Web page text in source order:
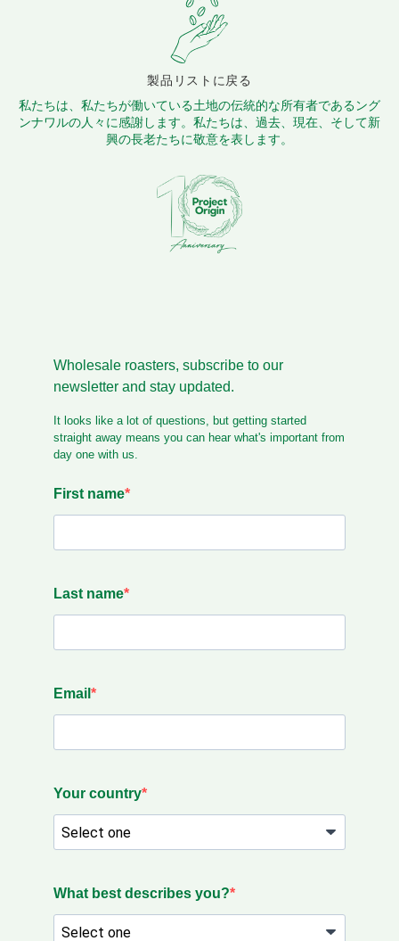
製品リストに戻る
私たちは、私たちが働いている土地の伝統的な所有者であるング
ンナワルの人々に感謝します。私たちは、過去、現在、そして新
興の長老たちに敬意を表します。